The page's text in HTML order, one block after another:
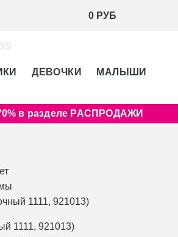
0 РУБ
ДЕВОЧКИ
МАЛЫШИ
в разделе РАСПРОДАЖИ
1111, 921013)